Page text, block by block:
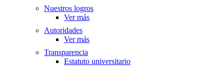
Nuestros logros
Ver más
Autoridades
Ver más
Transparencia
Estatuto universitario